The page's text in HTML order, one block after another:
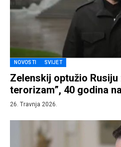
NOVOSTI SVIJET
Zelenskij optužio Rusiju
terorizam”, 40 godina
26. Travnja 2026.